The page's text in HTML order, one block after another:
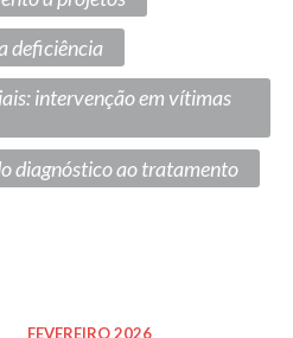
deficiência
intervenção em vítimas
diagnóstico ao tratamento
FEVEREIRO 2026